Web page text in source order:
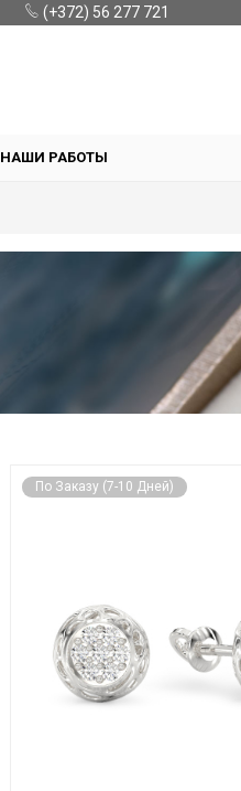
(+372) 56 277 721
НАШИ РАБОТЫ
По Заказу (7-10 Дней)